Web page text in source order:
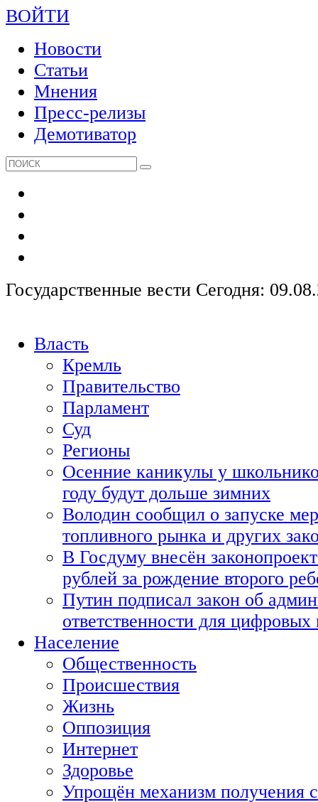
ВОЙТИ
Новости
Статьи
Мнения
Пресс-релизы
Демотиватор
Государственные вести Сегодня:
Власть
Кремль
Правительство
Парламент
Суд
Регионы
Осенние каникулы у
году будут дольше зимних
Володин сообщил о запуске
топливного рынка и других
В Госдуму внесён
рублей за рождение второго
Путин подписал закон об
ответственности для
Население
Общественность
Происшествия
Жизнь
Оппозиция
Интернет
Здоровье
Упрощён механизм получения